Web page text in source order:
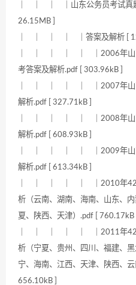
｜ ｜ ｜ ｜山东公务员考试真
26.15MB ]
｜ ｜ ｜ ｜ ｜答案及解析 [
｜ ｜ ｜ ｜ ｜ ｜2006年山东
考答案及解析.pdf [ 303.96kB ]
｜ ｜ ｜ ｜ ｜ ｜2007年山东
解析.pdf [ 327.71kB ]
｜ ｜ ｜ ｜ ｜ ｜2008年山东
解析.pdf [ 608.93kB ]
｜ ｜ ｜ ｜ ｜ ｜2009年山东
解析.pdf [ 613.34kB ]
｜ ｜ ｜ ｜ ｜ ｜2010年425
析（云南、湖南、海南、山东、
夏、陕西、天津）.pdf [ 760.17kB ]
｜ ｜ ｜ ｜ ｜ ｜2011年424
析（宁夏、贵州、四川、福建、
宁、海南、江西、天津、陕西、
656.10kB ]